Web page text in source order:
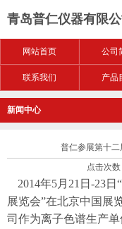
青岛普仁仪器有限公
网站首页 公司
联系我们 产品
新闻中心
普仁参展第十
点击次数
2014年5月21日 -23日 “
展览会”在北京中国展
司作为离子色谱生产